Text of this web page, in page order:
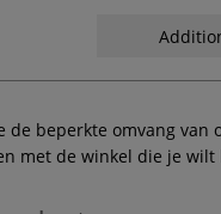
de beperkte omvang
met de winkel die je